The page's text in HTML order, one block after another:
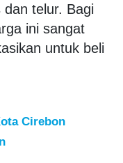
telur. Bagi
ini sangat
untuk beli
Cirebon